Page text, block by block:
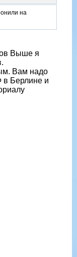
на
Выше я
Вам надо
в Берлине и